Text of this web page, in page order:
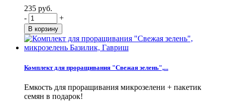
235 руб.
-
+
Комплект для проращивания "Свежая зелень",...
Емкость для проращивания микрозелени + пакетик
семян в подарок!